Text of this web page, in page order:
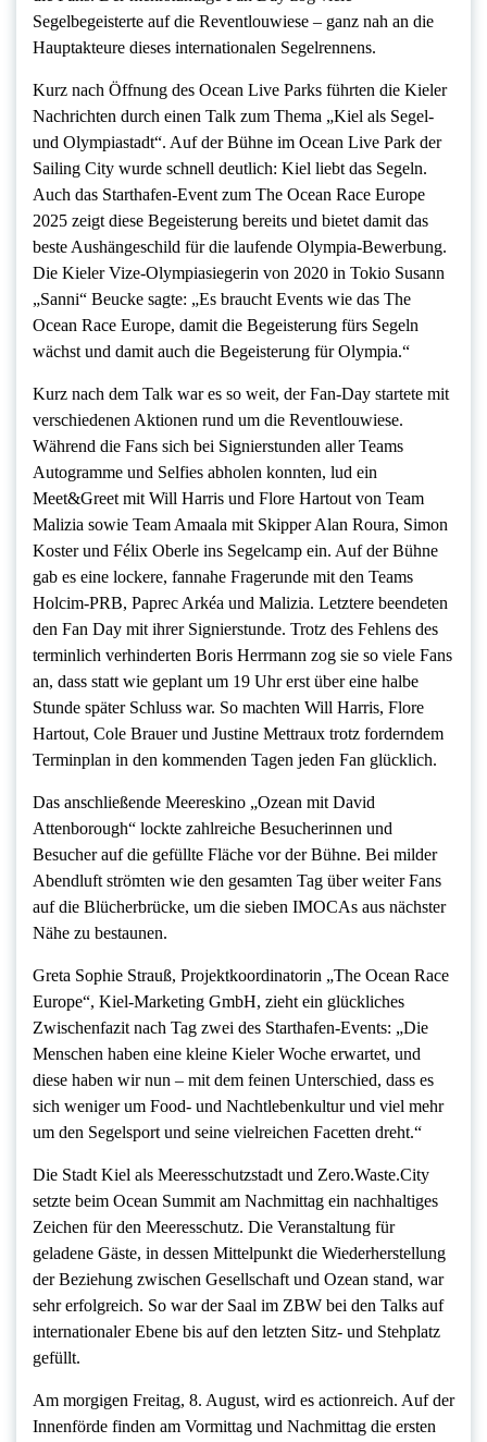
Segelbegeisterte auf die Reventlouwiese – ganz nah an die
Hauptakteure dieses internationalen Segelrennens.
Kurz nach Öffnung des Ocean Live Parks führten die Kieler
Nachrichten durch einen Talk zum Thema „Kiel als Segel-
und Olympiastadt“. Auf der Bühne im Ocean Live Park der
Sailing City wurde schnell deutlich: Kiel liebt das Segeln.
Auch das Starthafen-Event zum The Ocean Race Europe
2025 zeigt diese Begeisterung bereits und bietet damit das
beste Aushängeschild für die laufende Olympia-Bewerbung.
Die Kieler Vize-Olympiasiegerin von 2020 in Tokio Susann
„Sanni“ Beucke sagte: „Es braucht Events wie das The
Ocean Race Europe, damit die Begeisterung fürs Segeln
wächst und damit auch die Begeisterung für Olympia.“
Kurz nach dem Talk war es so weit, der Fan-Day startete mit
verschiedenen Aktionen rund um die Reventlouwiese.
Während die Fans sich bei Signierstunden aller Teams
Autogramme und Selfies abholen konnten, lud ein
Meet&Greet mit Will Harris und Flore Hartout von Team
Malizia sowie Team Amaala mit Skipper Alan Roura, Simon
Koster und Félix Oberle ins Segelcamp ein. Auf der Bühne
gab es eine lockere, fannahe Fragerunde mit den Teams
Holcim-PRB, Paprec Arkéa und Malizia. Letztere beendeten
den Fan Day mit ihrer Signierstunde. Trotz des Fehlens des
terminlich verhinderten Boris Herrmann zog sie so viele Fans
an, dass statt wie geplant um 19 Uhr erst über eine halbe
Stunde später Schluss war. So machten Will Harris, Flore
Hartout, Cole Brauer und Justine Mettraux trotz forderndem
Terminplan in den kommenden Tagen jeden Fan glücklich.
Das anschließende Meereskino „Ozean mit David
Attenborough“ lockte zahlreiche Besucherinnen und
Besucher auf die gefüllte Fläche vor der Bühne. Bei milder
Abendluft strömten wie den gesamten Tag über weiter Fans
auf die Blücherbrücke, um die sieben IMOCAs aus nächster
Nähe zu bestaunen.
Greta Sophie Strauß, Projektkoordinatorin „The Ocean Race
Europe“, Kiel-Marketing GmbH, zieht ein glückliches
Zwischenfazit nach Tag zwei des Starthafen-Events: „Die
Menschen haben eine kleine Kieler Woche erwartet, und
diese haben wir nun – mit dem feinen Unterschied, dass es
sich weniger um Food- und Nachtlebenkultur und viel mehr
um den Segelsport und seine vielreichen Facetten dreht.“
Die Stadt Kiel als Meeresschutzstadt und Zero.Waste.City
setzte beim Ocean Summit am Nachmittag ein nachhaltiges
Zeichen für den Meeresschutz. Die Veranstaltung für
geladene Gäste, in dessen Mittelpunkt die Wiederherstellung
der Beziehung zwischen Gesellschaft und Ozean stand, war
sehr erfolgreich. So war der Saal im ZBW bei den Talks auf
internationaler Ebene bis auf den letzten Sitz- und Stehplatz
gefüllt.
Am morgigen Freitag, 8. August, wird es actionreich. Auf der
Innenförde finden am Vormittag und Nachmittag die ersten